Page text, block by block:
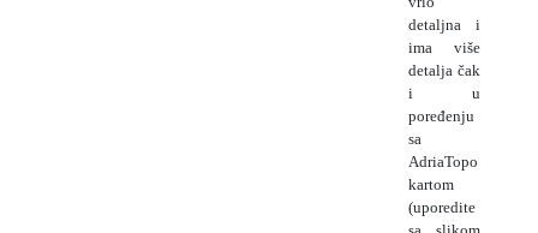
detaljna i
ima više
detalja čak
i u
poređenju
sa
AdriaTopo
kartom
(uporedite